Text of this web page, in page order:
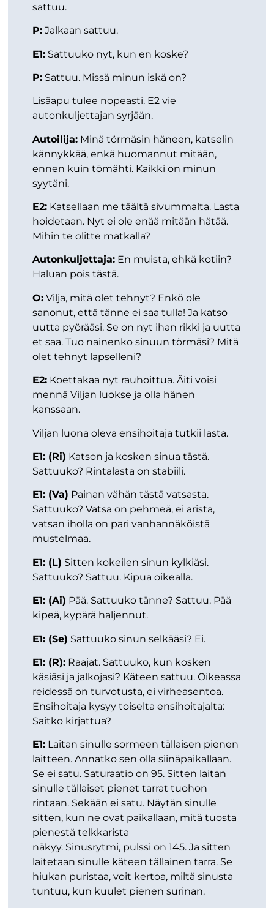
sattuu.
P: Jalkaan sattuu.
E1: Sattuuko nyt, kun en koske?
P: Sattuu. Missä minun iskä on?
Lisäapu tulee nopeasti. E2 vie
autonkuljettajan syrjään.
Autoilija: Minä törmäsin häneen, katselin
kännykkää, enkä huomannut mitään,
ennen kuin tömähti. Kaikki on minun
syytäni.
E2: Katsellaan me täältä sivummalta. Lasta
hoidetaan. Nyt ei ole enää mitään hätää.
Mihin te olitte matkalla?
Autonkuljettaja: En muista, ehkä kotiin?
Haluan pois tästä.
O: Vilja, mitä olet tehnyt? Enkö ole
sanonut, että tänne ei saa tulla! Ja katso
uutta pyörääsi. Se on nyt ihan rikki ja uutta
et saa. Tuo nainenko sinuun törmäsi? Mitä
olet tehnyt lapselleni?
E2: Koettakaa nyt rauhoittua. Äiti voisi
mennä Viljan luokse ja olla hänen
kanssaan.
Viljan luona oleva ensihoitaja tutkii lasta.
E1: (Ri) Katson ja kosken sinua tästä.
Sattuuko? Rintalasta on stabiili.
E1: (Va) Painan vähän tästä vatsasta.
Sattuuko? Vatsa on pehmeä, ei arista,
vatsan iholla on pari vanhannäköistä
mustelmaa.
E1: (L) Sitten kokeilen sinun kylkiäsi.
Sattuuko? Sattuu. Kipua oikealla.
E1: (Ai) Pää. Sattuuko tänne? Sattuu. Pää
kipeä, kypärä haljennut.
E1: (Se) Sattuuko sinun selkääsi? Ei.
E1: (R): Raajat. Sattuuko, kun kosken
käsiäsi ja jalkojasi? Käteen sattuu. Oikeassa
reidessä on turvotusta, ei virheasentoa.
Ensihoitaja kysyy toiselta ensihoitajalta:
Saitko kirjattua?
E1: Laitan sinulle sormeen tällaisen pienen
laitteen. Annatko sen olla siinäpaikallaan.
Se ei satu. Saturaatio on 95. Sitten laitan
sinulle tällaiset pienet tarrat tuohon
rintaan. Sekään ei satu. Näytän sinulle
sitten, kun ne ovat paikallaan, mitä tuosta
pienestä telkkarista
näkyy. Sinusrytmi, pulssi on 145. Ja sitten
laitetaan sinulle käteen tällainen tarra. Se
hiukan puristaa, voit kertoa, miltä sinusta
tuntuu, kun kuulet pienen surinan.